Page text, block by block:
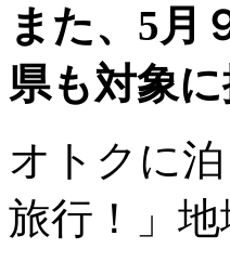
また、5月
県も対象
オトクに
旅行！」